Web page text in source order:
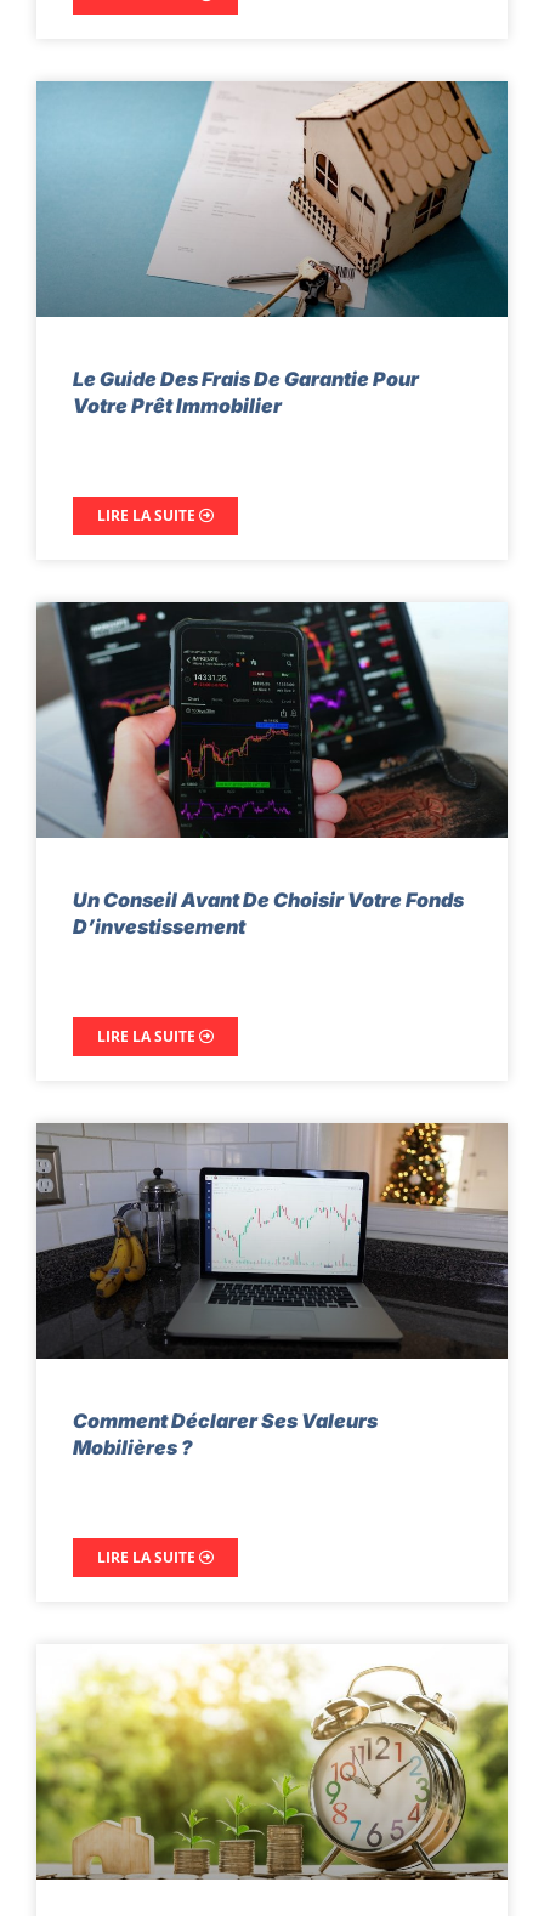
Le Guide Des Frais De Garantie Pour
Votre Prêt Immobilier
LIRE LA SUITE
Un Conseil Avant De Choisir Votre Fonds
D’investissement
LIRE LA SUITE
Comment Déclarer Ses Valeurs
Mobilières ?
LIRE LA SUITE